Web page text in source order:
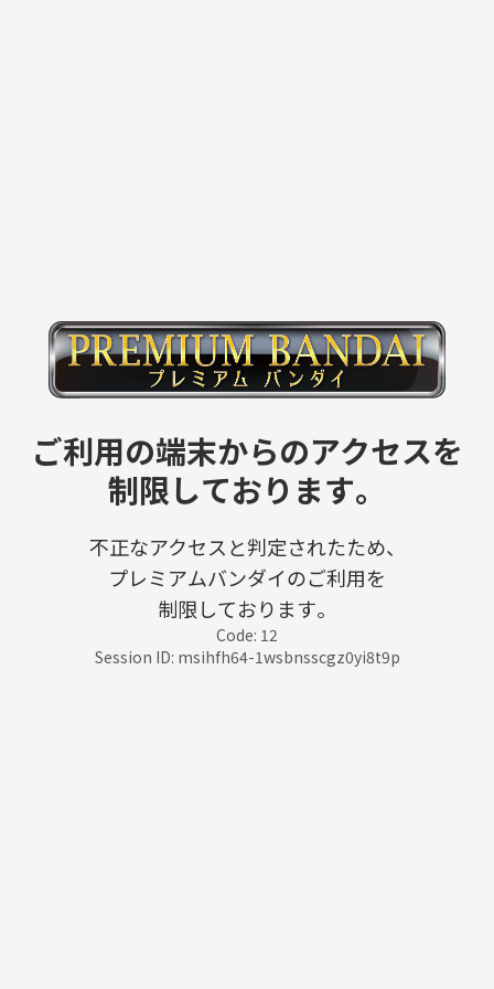
ご利用の端末からのアクセスを
制限しております。
不正なアクセスと判定されたため、
プレミアムバンダイのご利用を
制限しております。
Code: 12
Session ID: msihfh64-1wsbnsscgz0yi8t9p